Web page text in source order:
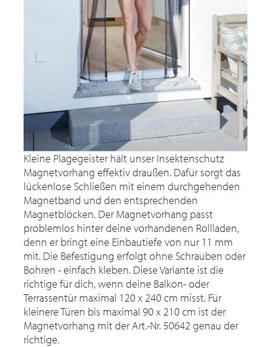
Kleine Plagegeister hält unser Insektenschutz
Magnetvorhang effektiv draußen. Dafür sorgt das
lückenlose Schließen mit einem durchgehenden
Magnetband und den entsprechenden
Magnetblöcken. Der Magnetvorhang passt
problemlos hinter deine vorhandenen Rollladen,
denn er bringt eine Einbautiefe von nur 11 mm
mit. Die Befestigung erfolgt ohne Schrauben oder
Bohren - einfach kleben. Diese Variante ist die
richtige für dich, wenn deine Balkon- oder
Terrassentür maximal 120 x 240 cm misst. Für
kleinere Türen bis maximal 90 x 210 cm ist der
Magnetvorhang mit der Art.-Nr. 50642 genau der
richtige.